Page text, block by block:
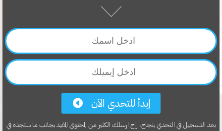
إبدأ للتحدي الآن
بعد التسجيل في التحدي بنجاح، راح ارسلك الكثير من المحتوى المفيد بجانب ما ستجده في